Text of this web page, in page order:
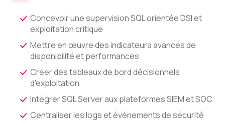
Concevoir une supervision SQL orientée DSI et
exploitation critique
Mettre en œuvre des indicateurs avancés de
disponibilité et performances
Créer des tableaux de bord décisionnels
d'exploitation
Intégrer SQL Server aux plateformes SIEM et SOC
Centraliser les logs et événements de sécurité